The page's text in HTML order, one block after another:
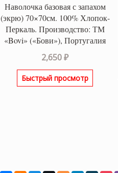
Наволочка базовая с запахом
(экрю) 70×70см. 100% Хлопок-
Перкаль. Производство: ТМ
«Bovi» («Бови»), Португалия
2,650₽
Быстрый просмотр